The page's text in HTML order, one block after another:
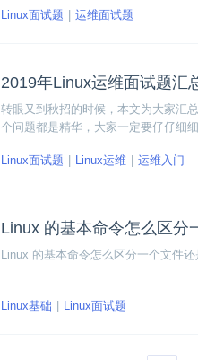
Linux面试题
运维面试题
2019年Linux运维面试题汇
转眼又到秋招的时候，本文为大家汇
个问题都是精华，大家一定要仔仔细
Linux面试题
Linux运维 运维入门
Linux 的基本命令怎么区分
Linux 的基本命令怎么区分一个文件
Linux基础 Linux面试题